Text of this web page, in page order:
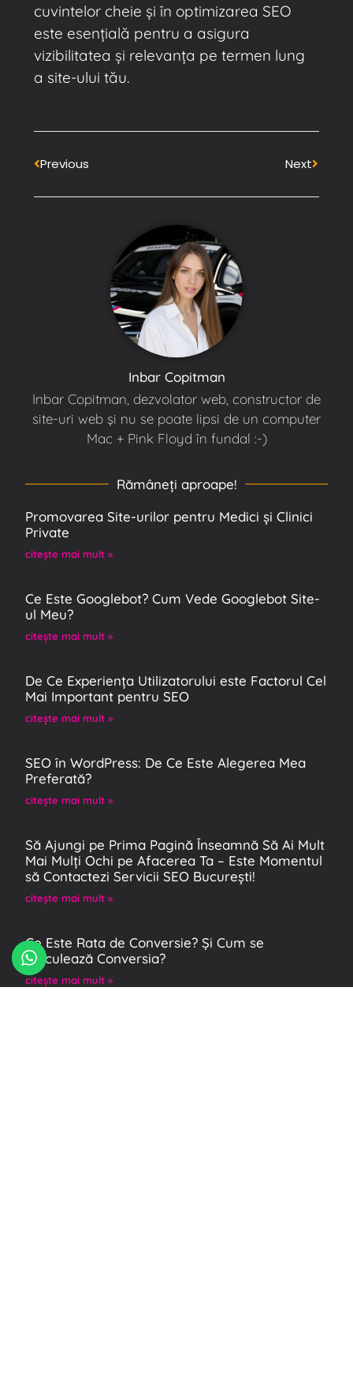
Inbar Copitman
Inbar Copitman, dezvolator web, constructor de
site-uri web și nu se poate lipsi de un computer
Mac + Pink Floyd în fundal :-)
Rămâneţi aproape!
Promovarea Site-urilor pentru Medici și Clinici
Private
citeşte mai mult »
Ce Este Googlebot? Cum Vede Googlebot Site-
ul Meu?
citeşte mai mult »
De Ce Experiența Utilizatorului este Factorul Cel
Mai Important pentru SEO
citeşte mai mult »
SEO în WordPress: De Ce Este Alegerea Mea
Preferată?
citeşte mai mult »
Să Ajungi pe Prima Pagină Înseamnă Să Ai Mult
Mai Mulți Ochi pe Afacerea Ta – Este Momentul
să Contactezi Servicii SEO București!
citeşte mai mult »
Ce Este Rata de Conversie? Și Cum se
Calculează Conversia?
citeşte mai mult »
cuvintelor cheie și în optimizarea SEO
este esențială pentru a asigura
vizibilitatea și relevanța pe termen lung
a site-ului tău.
Previous Next